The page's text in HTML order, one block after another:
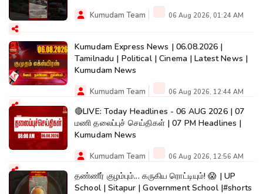
Kumudam Team 06 Aug 2026, 01:24 AM
Kumudam Express News | 06.08.2026 |
Tamilnadu | Political | Cinema | Latest News |
Kumudam News
Kumudam Team 06 Aug 2026, 12:44 AM
🔴LIVE: Today Headlines - 06 AUG 2026 | 07
மணி தலைப்புச் செய்திகள் | 07 PM Headlines |
Kumudam News
Kumudam Team 06 Aug 2026, 12:56 AM
தண்ணீர் குழம்பும்... கருகிய ரொட்டியும்! 😱 | UP
School | Sitapur | Government School |#shorts